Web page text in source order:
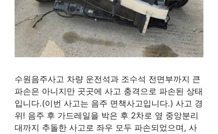
수원음주사고 차량 운전석과 조수석 전면부까지 큰
파손은 아니지만 곳곳에 사고 충격으로 파손된 상태
입니다.(이번 사고는 음주 면책사고입니다.) 사고 경
위! 음주 후 가드레일을 박은 후 2차로 옆 중앙분리
대까지 추돌한 사고로 좌우 모두 파손되었으며, 사